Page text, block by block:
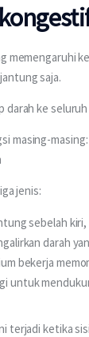
memengaruhi
saja.
darah ke
masing-
jenis:
sebelah
darah
bekerja
untuk
terjadi ketika